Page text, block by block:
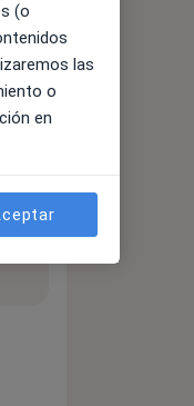
(o
las
o
en